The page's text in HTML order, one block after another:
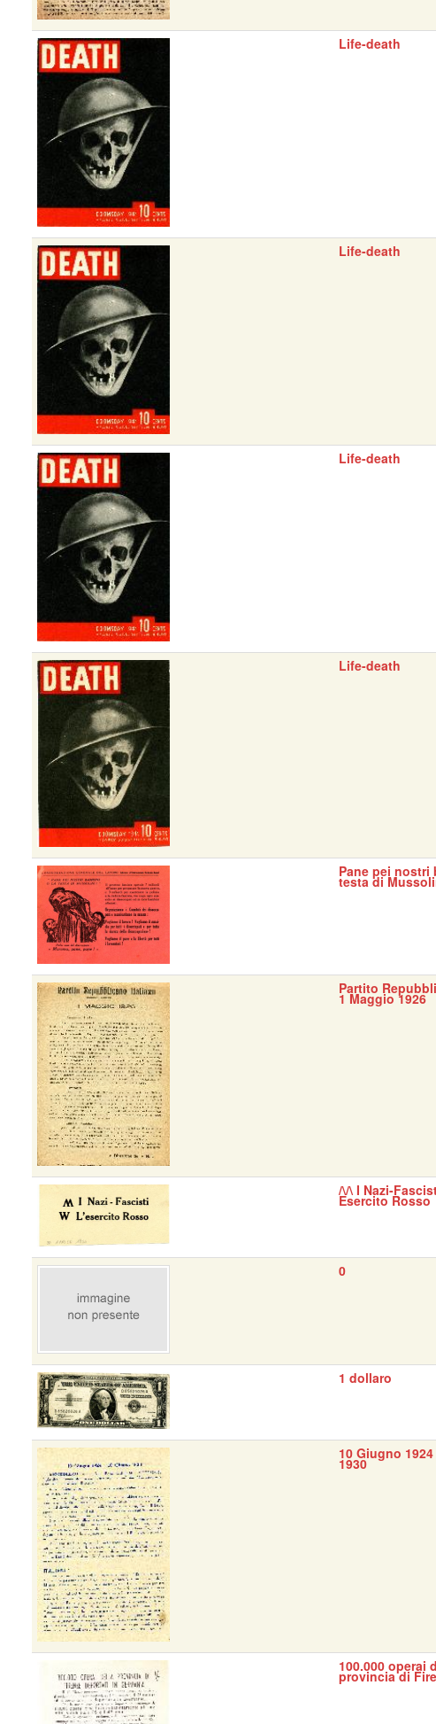
Life-death
Life-death
Life-death
Life-death
Pane pei nostri
testa di
Partito
1 Maggio 1926
/\/\ I Nazi-
Esercito Rosso
0
1 dollaro
10 Giugno
1930
100.000 operai
provincia di